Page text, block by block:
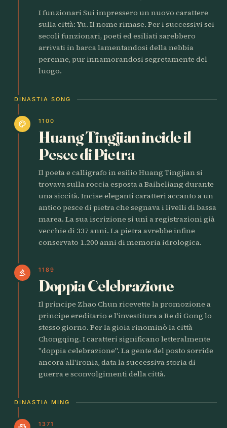
I funzionari Sui impressero un nuovo carattere
sulla città: Yu. Il nome rimase. Per i successivi sei
secoli funzionari, poeti ed esiliati sarebbero
arrivati in barca lamentandosi della nebbia
perenne, pur innamorandosi segretamente del
luogo.
DINASTIA SONG
palette 1100
Huang Tingjian incide il
Pesce di Pietra
Il poeta e calligrafo in esilio Huang Tingjian si
trovava sulla roccia esposta a Baiheliang durante
una siccità. Incise eleganti caratteri accanto a un
antico pesce di pietra che segnava i livelli di bassa
marea. La sua iscrizione si unì a registrazioni già
vecchie di 337 anni. La pietra avrebbe infine
conservato 1.200 anni di memoria idrologica.
gavel 1189
Doppia Celebrazione
Il principe Zhao Chun ricevette la promozione a
principe ereditario e l'investitura a Re di Gong lo
stesso giorno. Per la gioia rinominò la città
Chongqing. I caratteri significano letteralmente
"doppia celebrazione". La gente del posto sorride
ancora all'ironia, data la successiva storia di
guerra e sconvolgimenti della città.
DINASTIA MING
1371